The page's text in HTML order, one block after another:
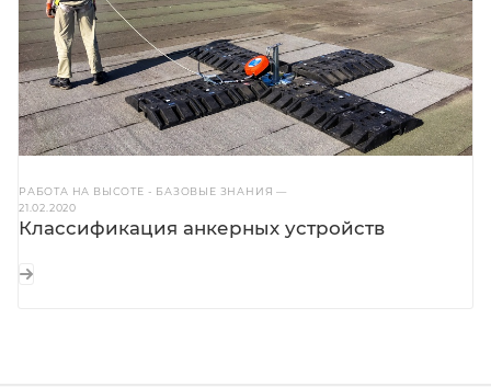
РАБОТА НА ВЫСОТЕ - БАЗОВЫЕ ЗНАНИЯ—
21.02.2020
Классификация анкерных устройств